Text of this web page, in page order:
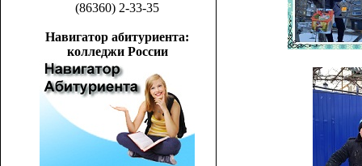
(86360) 2-33-35
Навигатор абитуриента:
колледжи России